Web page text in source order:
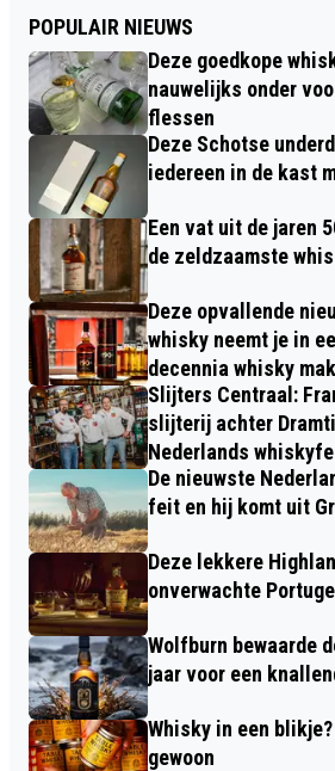
POPULAIR NIEUWS
Deze goedkope
nauwelijks onder
flessen
Deze Schotse
iedereen in de kast
Een vat uit de jaren
de zeldzaamste
Deze opvallende
whisky neemt je in
decennia whisky
Slijters Centraal:
slijterij achter
Nederlands
De nieuwste
feit en hij komt uit
Deze lekkere
onverwachte
Wolfburn bewaarde
jaar voor een
Whisky in een
gewoon